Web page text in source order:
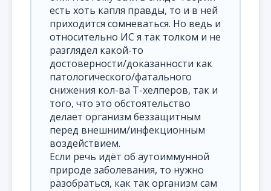
есть хоть капля правды, то и в ней
приходится сомневаться. Но ведь и
относительно ИС я так толком и не
разглядел какой-то
достоверности/доказанности как
патологического/фатального
снижения кол-ва Т-хелперов, так и
того, что это обстоятельство
делает организм беззащитным
перед внешним/инфекционным
воздействием.
Если речь идёт об аутоиммунной
природе заболевания, то нужно
разобраться, как так организм сам